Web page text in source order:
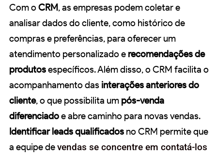
Com o CRM, as empresas podem coletar e
analisar dados do cliente, como histórico de
compras e preferências, para oferecer um
atendimento personalizado e recomendações de
produtosespecíficos. Além disso, o CRM facilita o
acompanhamento das interações anteriores do
cliente, o que possibilita um pós-venda
diferenciadoe abre caminho para novas vendas.
Identificar leads qualificados no CRM permite que
a equipe devendas se concentre em contatá-los